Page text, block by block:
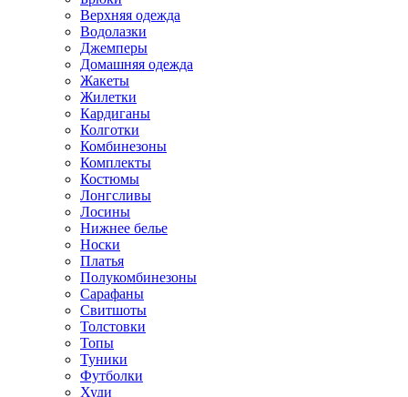
Верхняя одежда
Водолазки
Джемперы
Домашняя одежда
Жакеты
Жилетки
Кардиганы
Колготки
Комбинезоны
Комплекты
Костюмы
Лонгсливы
Лосины
Нижнее белье
Носки
Платья
Полукомбинезоны
Сарафаны
Свитшоты
Толстовки
Топы
Туники
Футболки
Худи